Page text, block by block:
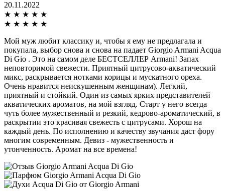
20.11.2022
★ ★ ★ ★ ★
★ ★ ★ ★ ★
Мой муж любит классику и, чтобы я ему не предлагала и
покупала, выбор снова и снова на падает Giorgio Armani Acqua
Di Gio . Это на самом деле БЕСТСЕЛЛЕР Armani! Запах
неповторимой свежести. Приятный цитрусово-акватический
микс, раскрывается нотками корицы и мускатного ореха.
Очень нравится неискушенным женщинам). Легкий,
приятный и стойкий. Один из самых ярких представителей
акватических ароматов, на мой взгляд. Старт у него всегда
чуть более мужественный и резкий, кедрово-ароматический, в
раскрытии это красивая свежесть с цитрусами. Хорош на
каждый день. По исполнению и качеству звучания даст фору
многим современным. Девиз - мужественность и
утонченность. Аромат на все времена!